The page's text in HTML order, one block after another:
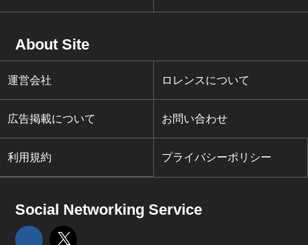
About Site
運営会社 ロレンスについて
広告掲載について お問い合わせ
利用規約 プライバシーポリシー
Social Networking Service